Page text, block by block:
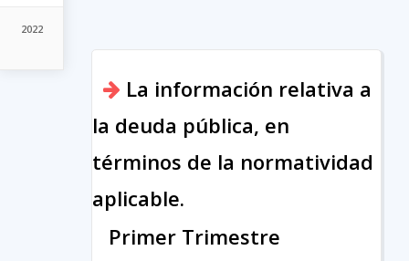
2022
La información relativa a
la deuda pública, en
términos de la normatividad
aplicable.
Primer Trimestre